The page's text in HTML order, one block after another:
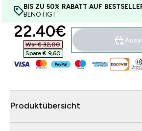
BIS ZU 50% RABATT AUF
BENÖTIGT
discounted price
22.40€‎
War € 32,00‎
Spare € 9,60‎
Produktübersicht